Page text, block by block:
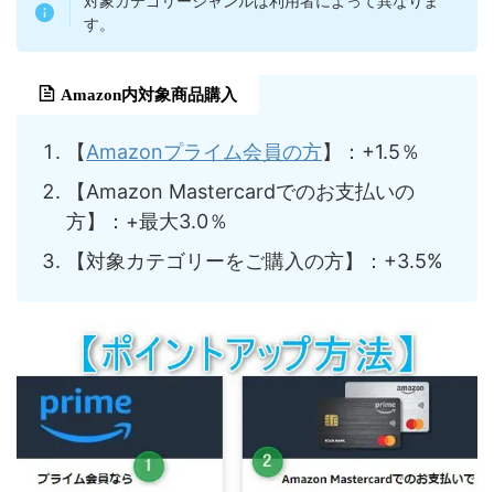
す。
Amazon内対象商品購入
【Amazonプライム会員の方】：+1.5％
【Amazon Mastercardでのお支払いの
方】：+最大3.0％
【対象カテゴリーをご購入の方】：+3.5%